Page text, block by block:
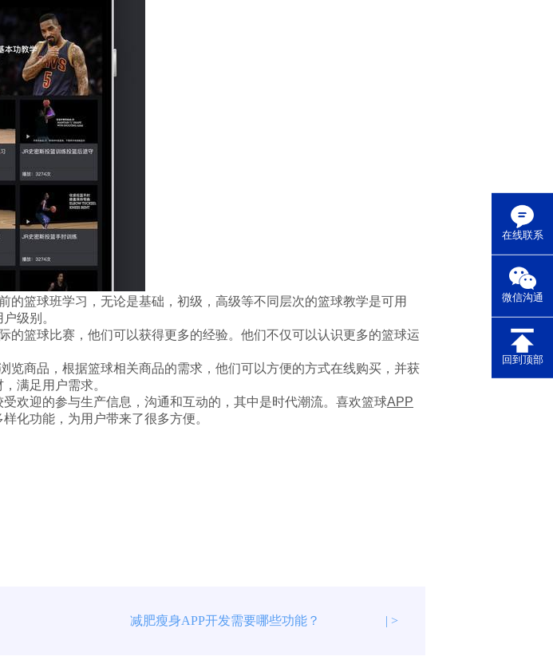
在线联系
微信沟通
回到顶部
篮球班学习，无论是基础，初级，高级等不同层次的篮球教学是可用
级别。
篮球比赛，他们可以获得更多的经验。他们不仅可以认识更多的篮球运
商品，根据篮球相关商品的需求，他们可以方便的方式在线购买，并获
满足用户需求。
欢迎的参与生产信息，沟通和互动的，其中是时代潮流。喜欢篮球APP
化功能，为用户带来了很多方便。
减肥瘦身APP开发需要哪些功能？ | >